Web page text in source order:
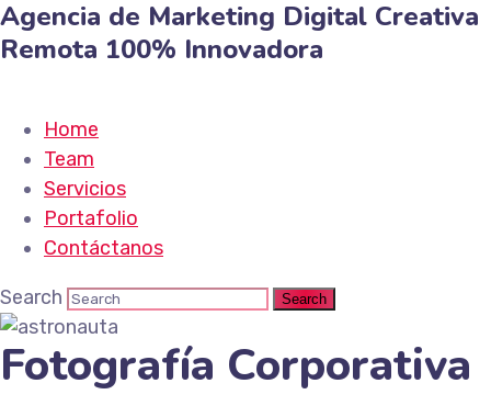
Agencia de Marketing Digital Creativa
Remota 100% Innovadora
Home
Team
Servicios
Portafolio
Contáctanos
Search
Fotografía Corporativa